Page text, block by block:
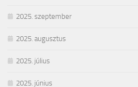
2025. szeptember
2025. augusztus
2025. július
2025. június